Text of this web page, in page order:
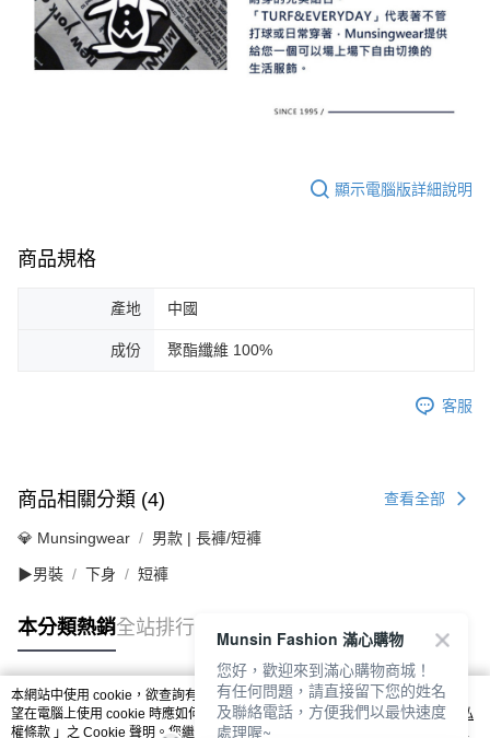
顯示電腦版詳細說明
商品規格
產地 中國
成份 聚酯纖維 100%
客服
商品相關分類 (4) 查看全部
💎 Munsingwear 男款 | 長褲/短褲
▶男裝 下身 短褲
本分類熱銷全站排行
熱門標籤
本網站中使用 cookie，欲查詢有關本網站使用 cookie 方式之詳情，及若您不希
望在電腦上使用 cookie 時應如何變更電腦的 cookie 設定，請參閱本網站「
隱私
權條款 」之 Cookie 聲明。您繼續使用本網站即表示您同意本公司得按本網站使
Munsin Fashion 滿心購物
您好，歡迎來到滿心購物商城！
有任何問題，請直接留下您的姓名
及聯絡電話，方便我們以最快速度
處理喔~